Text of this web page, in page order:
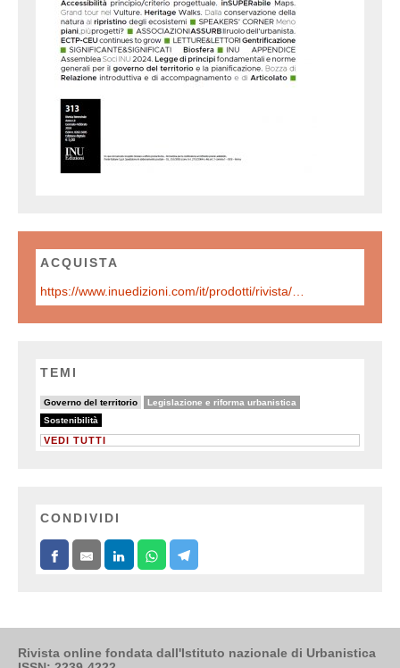
ACQUISTA
TEMI
Governo del territorio
19/67 Legislazione e riforma urbanistica
34/67
Sostenibilità
67/67
VEDI TUTTI
CONDIVIDI
Rivista online fondata dall'Istituto nazionale di Urbanistica